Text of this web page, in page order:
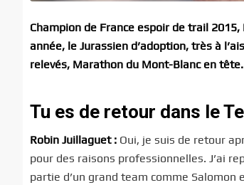
Champion de France espoir de trail
année, le Jurassien d’adoption, très à
relevés, Marathon du Mont-Blanc en
Tu es de retour dans le
Robin Juillaguet : Oui, je suis de retour
pour des raisons professionnelles. J’ai
partie d’un grand team comme